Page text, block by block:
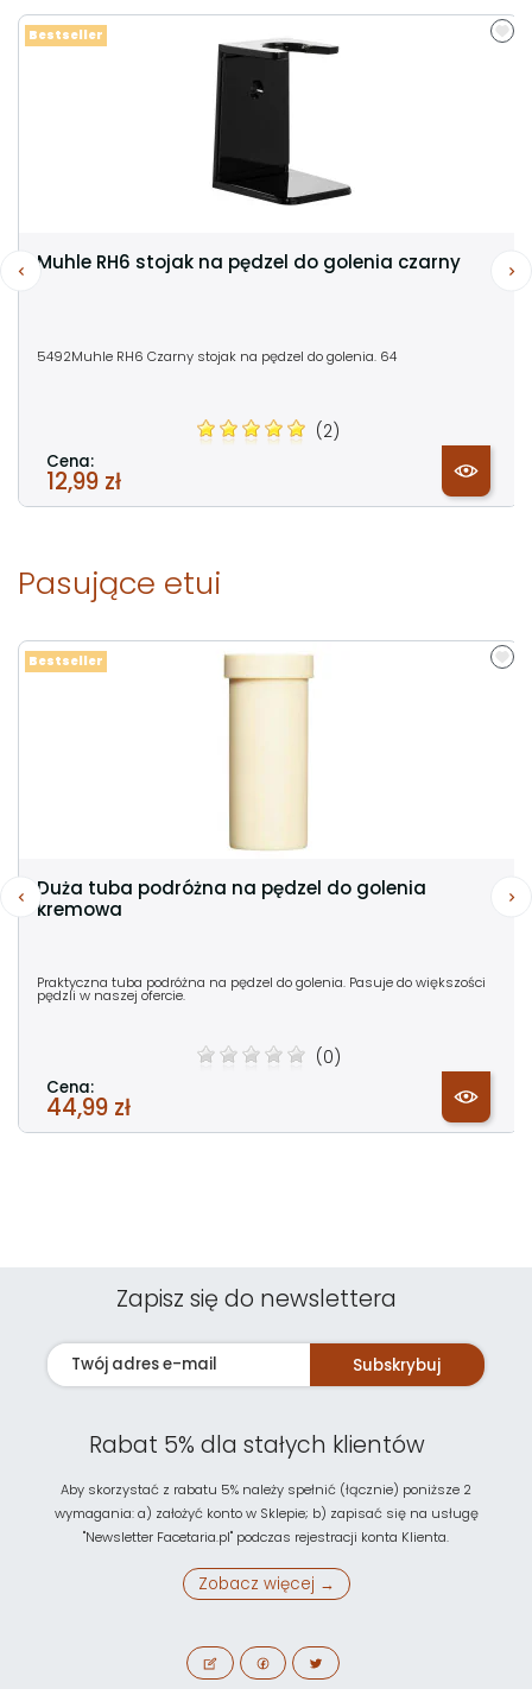
Muhle RH6 stojak na pędzel do golenia czarny
5492Muhle RH6 Czarny stojak na pędzel do golenia. 64
(2)
Cena:
12,99 zł
Bestseller
Pasujące etui
Duża tuba podróżna na pędzel do golenia
kremowa
Praktyczna tuba podróżna na pędzel do golenia. Pasuje do większości
pędzli w naszej ofercie.
(0)
Cena:
44,99 zł
Bestseller
Zapisz się do newslettera
Subskrybuj
Rabat 5% dla stałych klientów
Aby skorzystać z rabatu 5% należy spełnić (łącznie) poniższe 2
wymagania: a) założyć konto w Sklepie; b) zapisać się na usługę
"Newsletter Facetaria.pl" podczas rejestracji konta Klienta.
Zobacz więcej →